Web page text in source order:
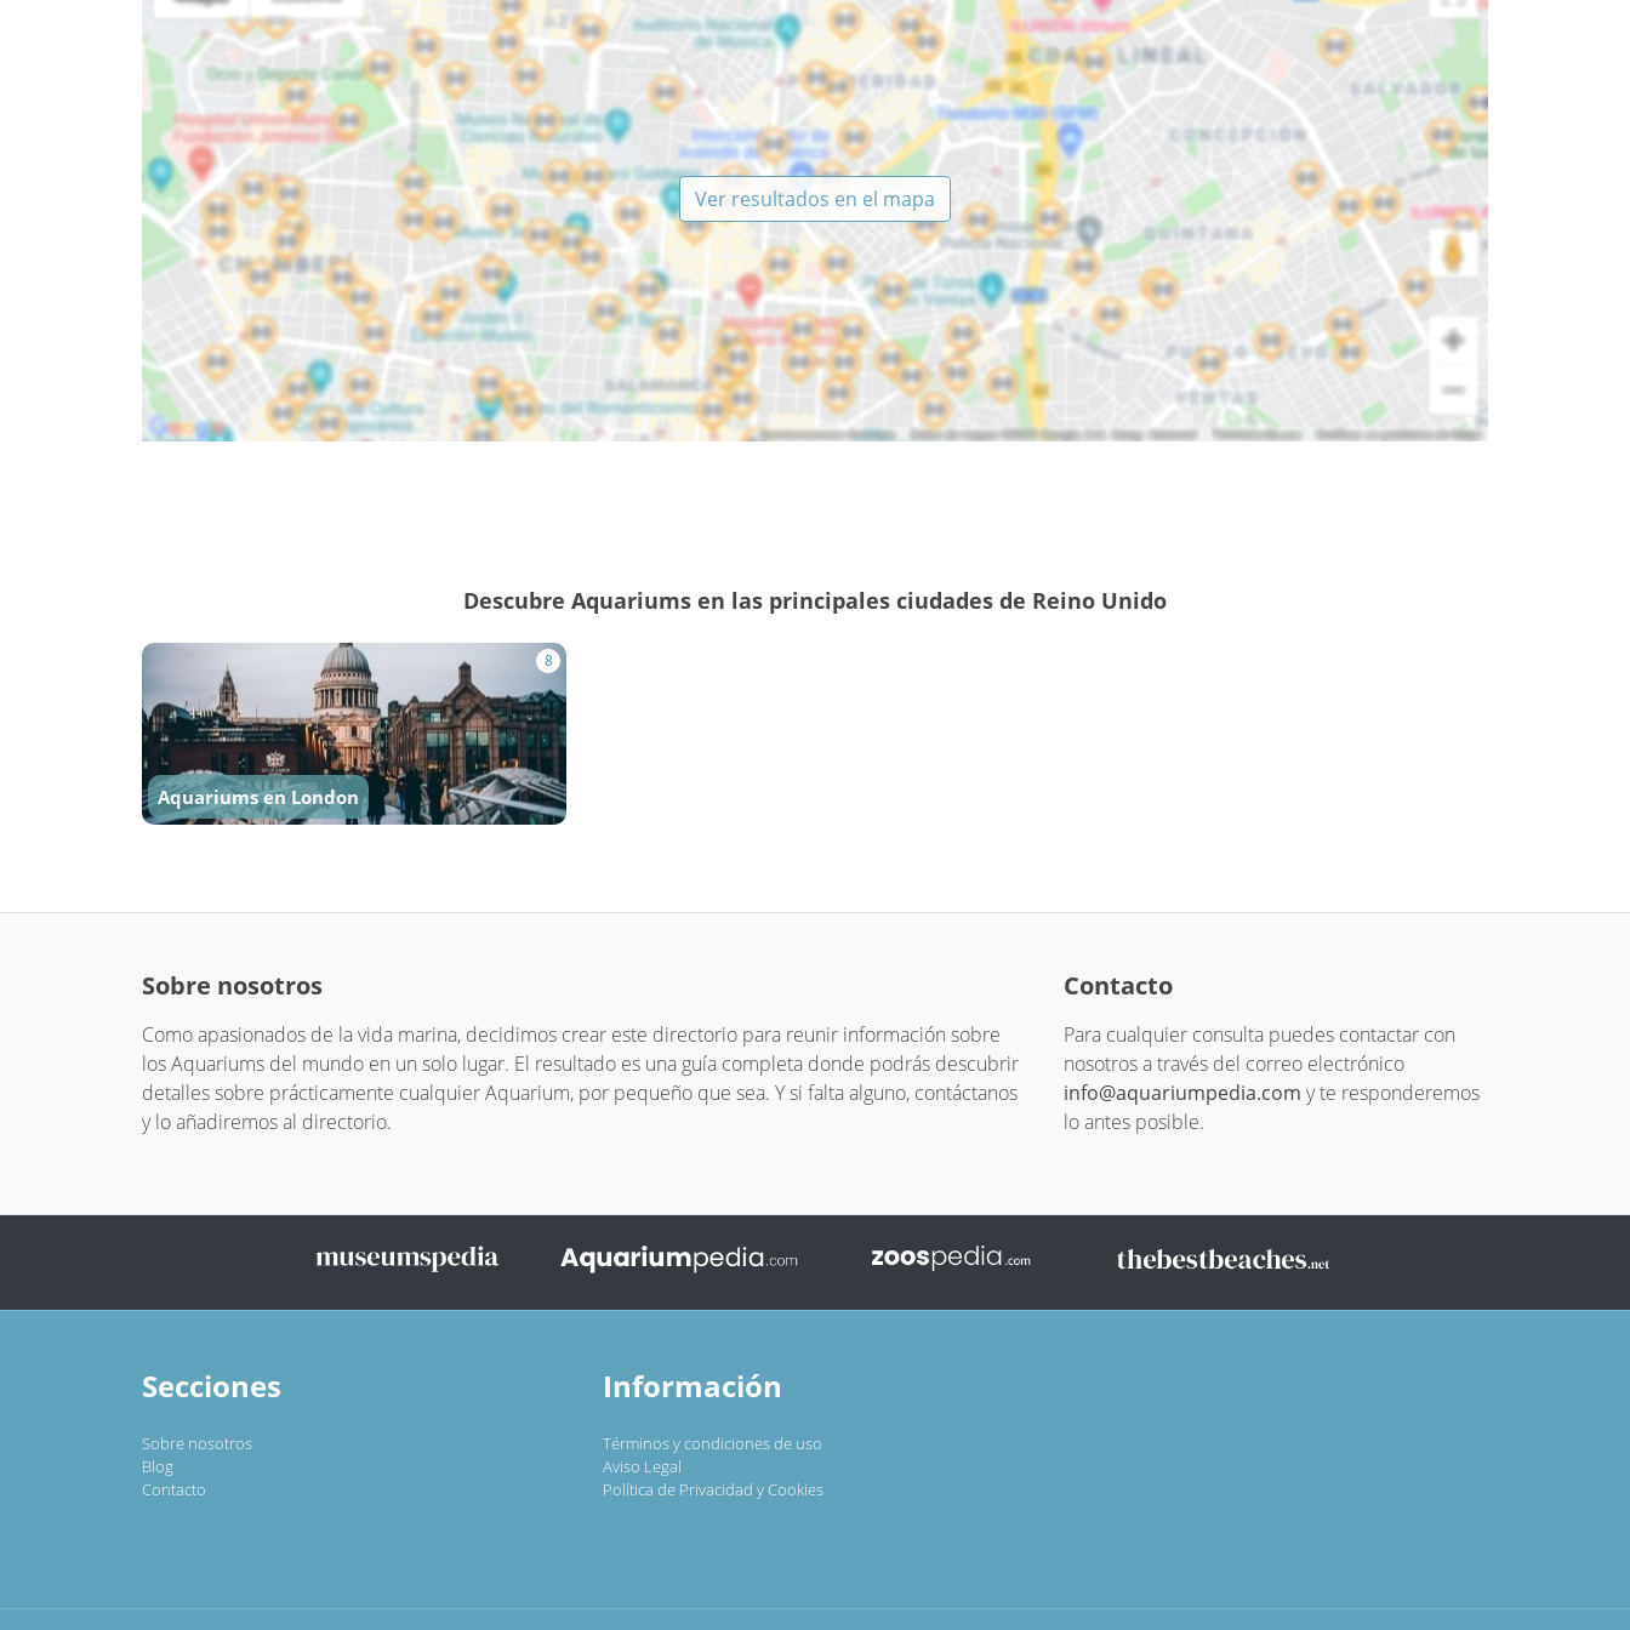
Ver resultados en el mapa
Descubre Aquariums en las principales ciudades de Reino Unido
8
Aquariums en London
Sobre nosotros
Como apasionados de la vida marina, decidimos crear este directorio para reunir información sobre
los Aquariums del mundo en un solo lugar. El resultado es una guía completa donde podrás descubrir
detalles sobre prácticamente cualquier Aquarium, por pequeño que sea. Y si falta alguno, contáctanos
y lo añadiremos al directorio.
Contacto
Para cualquier consulta puedes contactar con
nosotros a través del correo electrónico
info@aquariumpedia.com y te responderemos
lo antes posible.
Secciones
Sobre nosotros
Blog
Contacto
Información
Términos y condiciones de uso
Aviso Legal
Política de Privacidad y Cookies